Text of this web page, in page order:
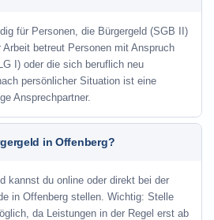
für Personen, die Bürgergeld (SGB II)
Arbeit betreut Personen mit Anspruch
I) oder die sich beruflich neu
persönlicher Situation ist eine
Ansprechpartner.
in Offenberg?
kannst du online oder direkt bei der
in Offenberg stellen. Wichtig: Stelle
da Leistungen in der Regel erst ab